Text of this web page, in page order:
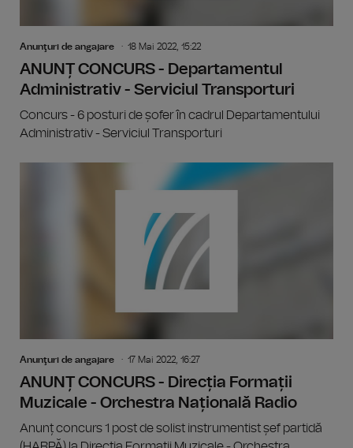
Anunţuri de angajare 18 Mai 2022, 15:22
ANUNȚ CONCURS - Departamentul
Administrativ - Serviciul Transporturi
Concurs - 6 posturi de șofer în cadrul Departamentului
Administrativ - Serviciul Transporturi
Anunţuri de angajare 17 Mai 2022, 16:27
ANUNȚ CONCURS - Direcția Formații
Muzicale - Orchestra Națională Radio
Anunț concurs 1 post de solist instrumentist șef partidă